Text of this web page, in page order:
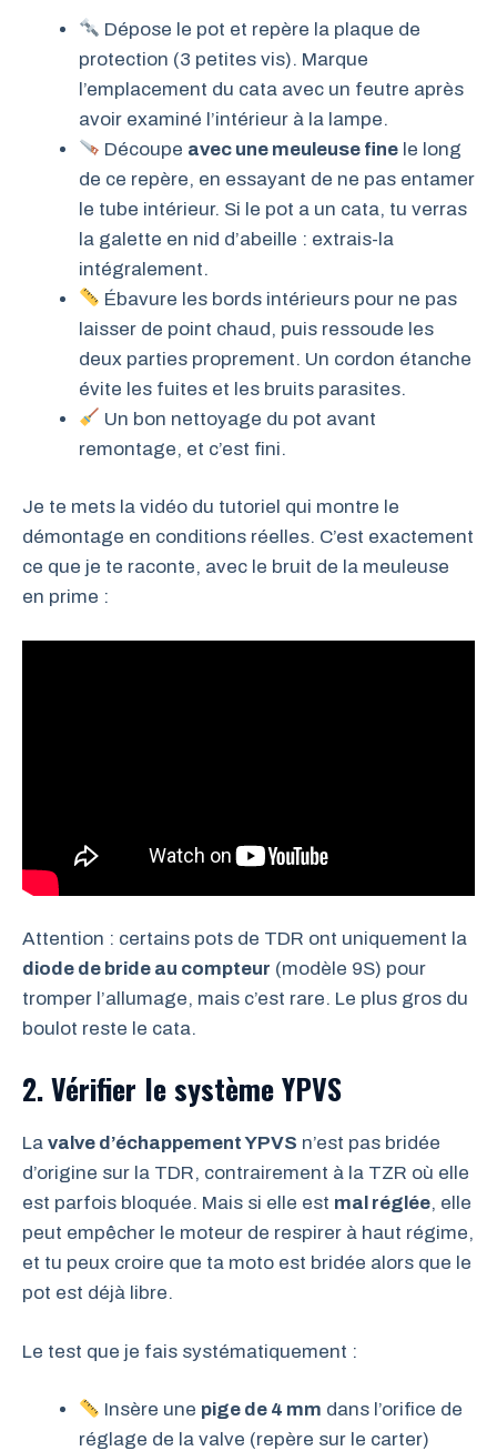
Dépose le pot et repère la plaque de
protection (3 petites vis). Marque
l’emplacement du cata avec un feutre après
avoir examiné l’intérieur à la lampe.
Découpe avec une meuleuse fine le long
de ce repère, en essayant de ne pas entamer
le tube intérieur. Si le pot a un cata, tu verras
la galette en nid d’abeille : extrais-la
intégralement.
Ébavure les bords intérieurs pour ne pas
laisser de point chaud, puis ressoude les
deux parties proprement. Un cordon étanche
évite les fuites et les bruits parasites.
Un bon nettoyage du pot avant
remontage, et c’est fini.
Je te mets la vidéo du tutoriel qui montre le
démontage en conditions réelles. C’est exactement
ce que je te raconte, avec le bruit de la meuleuse
en prime :
Attention : certains pots de TDR ont uniquement la
diode de bride au compteur (modèle 9S) pour
tromper l’allumage, mais c’est rare. Le plus gros du
boulot reste le cata.
2. Vérifier le système YPVS
La valve d’échappement YPVS n’est pas bridée
d’origine sur la TDR, contrairement à la TZR où elle
est parfois bloquée. Mais si elle est mal réglée, elle
peut empêcher le moteur de respirer à haut régime,
et tu peux croire que ta moto est bridée alors que le
pot est déjà libre.
Le test que je fais systématiquement :
Insère une pige de 4 mm dans l’orifice de
réglage de la valve (repère sur le carter)